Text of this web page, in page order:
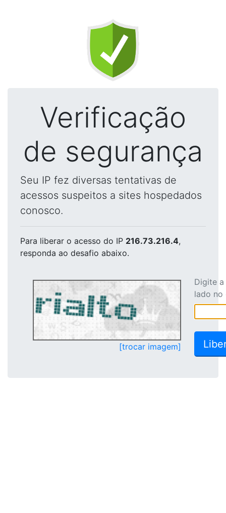
Verificação
de segurança
Seu IP fez diversas tentativas de
acessos suspeitos a sites hospedados
conosco.
Para liberar o acesso do IP 216.73.216.4,
responda ao desafio abaixo.
[trocar imagem]
Digite
lado no